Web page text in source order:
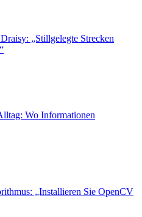
„Stillgelegte Strecken
Wo Informationen
„Installieren Sie OpenCV